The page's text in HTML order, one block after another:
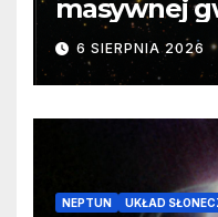
masywnej
samego
cenne dane
6 SIERPNIA 2026
NEPTUN UKŁAD